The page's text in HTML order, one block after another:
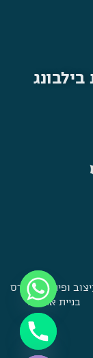
ופיתוח:סברס
בניית אתרים
Hide chaty